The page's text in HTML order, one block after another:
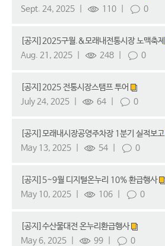
Sept. 24, 2025
110 0
[공지]2025구월.&모래내전통시장 노맥축제
Aug. 21, 2025
248 0
[공지]2025 전통시장스탬프 투어
July 24, 2025
64 0
[공지]모래내시장공영주차장 1분기 실적보고
May 13, 2025
54 0
[공지]5~9월 디지털온누리 10% 환급행사
May 10, 2025
106 0
[공지]수산물대전 온누리환급행사
May 6, 2025
99 0